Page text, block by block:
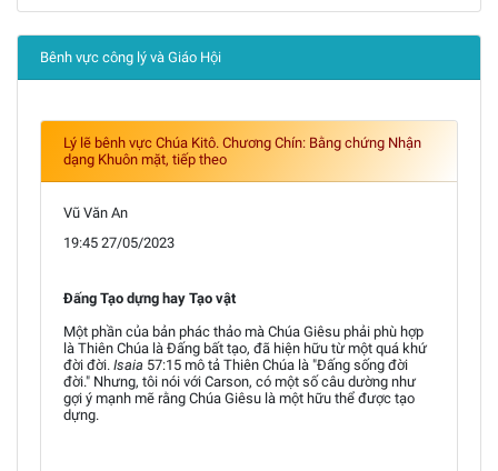
Bênh vực công lý và Giáo Hội
Lý lẽ bênh vực Chúa Kitô. Chương Chín: Bằng chứng Nhận
dạng Khuôn mặt, tiếp theo
Vũ Văn An
19:45 27/05/2023
Đấng Tạo dựng hay Tạo vật
Một phần của bản phác thảo mà Chúa Giêsu phải phù hợp
là Thiên Chúa là Đấng bất tạo, đã hiện hữu từ một quá khứ
đời đời. Isaia 57:15 mô tả Thiên Chúa là "Đấng sống đời
đời." Nhưng, tôi nói với Carson, có một số câu dường như
gợi ý mạnh mẽ rằng Chúa Giêsu là một hữu thể được tạo
dựng.